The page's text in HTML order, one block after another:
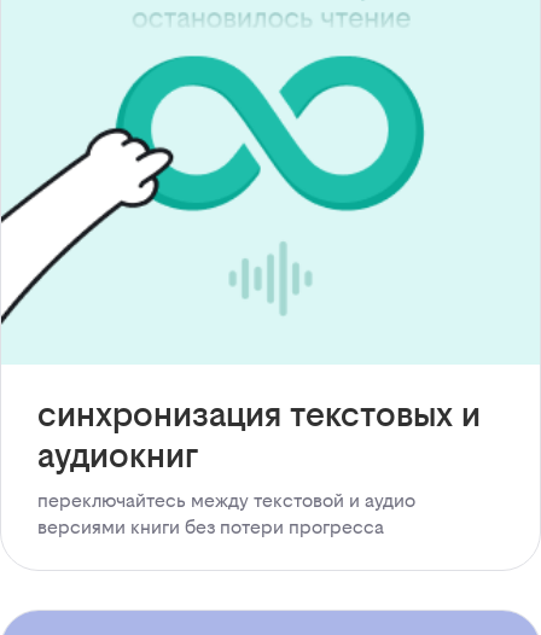
синхронизация текстовых и
аудиокниг
переключайтесь между текстовой и аудио
версиями книги без потери прогресса